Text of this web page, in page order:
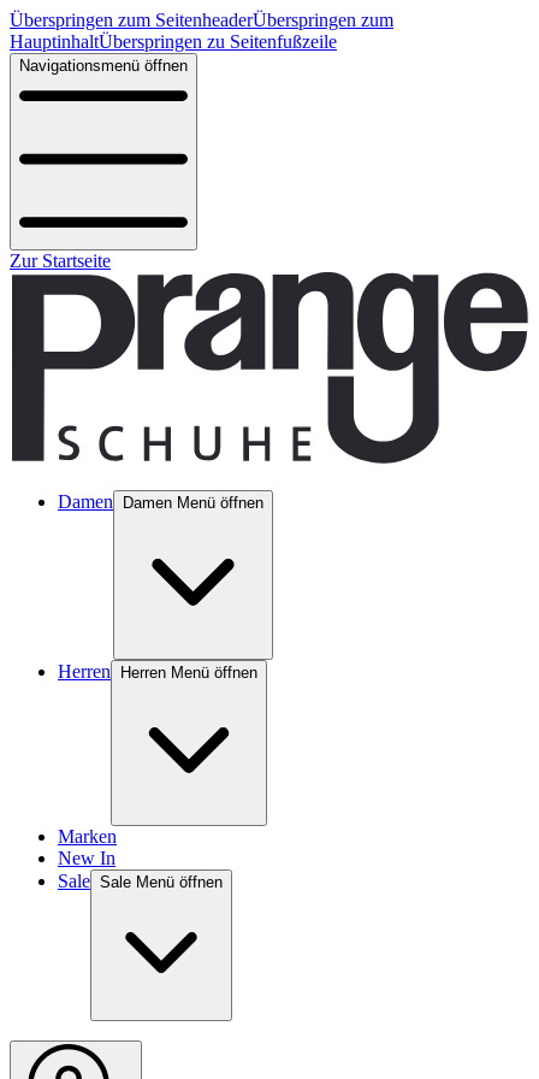
Überspringen zum SeitenheaderÜberspringen zum
HauptinhaltÜberspringen zu Seitenfußzeile
Navigationsmenü öffnen
Zur Startseite
Damen Damen Menü öffnen
Herren Herren Menü öffnen
Marken
New In
Sale Sale Menü öffnen